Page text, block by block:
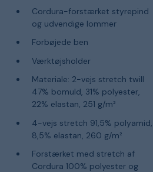
Cordura-forstærket styrepind
og udvendige lommer
Forbøjede ben
Værktøjsholder
Materiale: 2-vejs stretch twill
47% bomuld, 31% polyester,
22% elastan, 251 g/m²
4-vejs stretch 91,5% polyamid,
8,5% elastan, 260 g/m²
Forstærket med stretch af
Cordura 100% polyester og